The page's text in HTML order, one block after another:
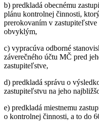
b) predkladá obecnému
plánu kontrolnej činnosti,
prerokovaním v
obvyklým,
c) vypracúva odborné
záverečného účtu MČ pred
zastupiteľstve,
d) predkladá správu o
zastupiteľstvu na jeho
e) predkladá miestnemu
o kontrolnej činnosti, a to do